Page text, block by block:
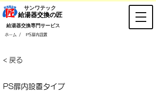
ホーム / PS扉内設置
​サンワテック
​給湯器交換の匠
​給湯器交換専門サービス
< 戻る
PS扉内設置タイプ